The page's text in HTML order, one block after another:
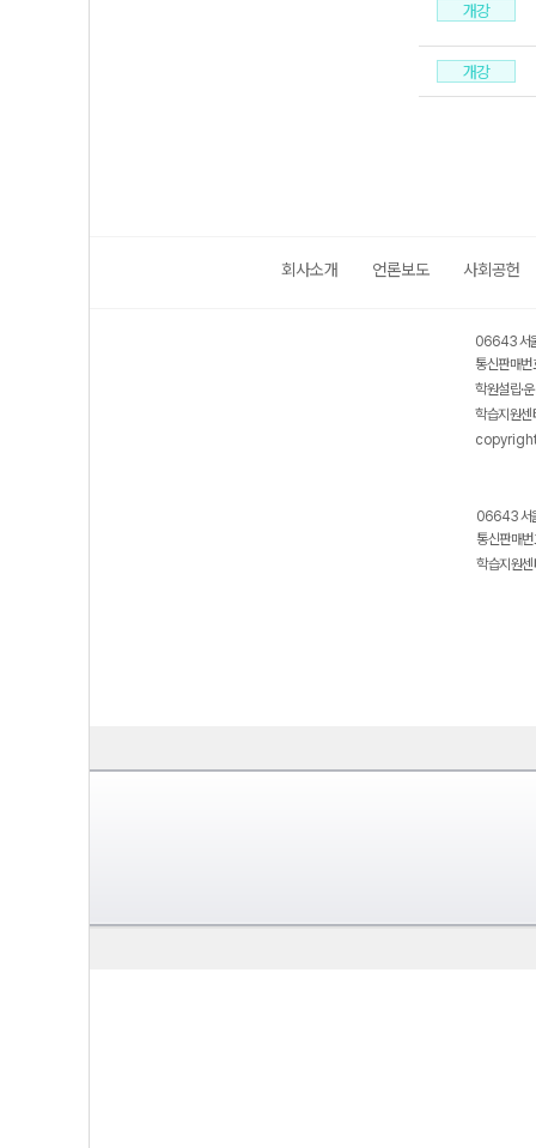
개강
개강
회사소개 언론보도 사회공헌
06643 서
통신판매
학원설립·
학습지원
06643 서
통신판매
학습지원